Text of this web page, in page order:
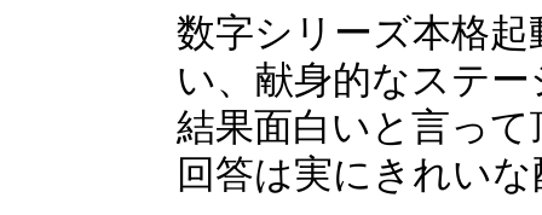
数字シリーズ本格
い、献身的なステ
結果面白いと言っ
回答は実にきれい